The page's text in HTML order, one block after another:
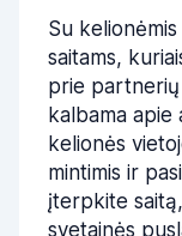
Su
saitams,
prie
kalbama
kelionės
mintimis ir
įterpkite
svetainės